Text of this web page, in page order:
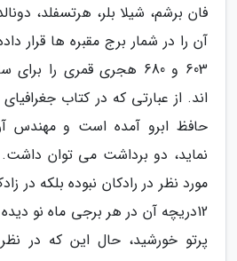
فان برشم، شیلا بلر، هرتسفلد،
603 و 680 هجری قمری را
اند. از عبارتی که در کتاب
حافظ ابرو آمده است و مهندس
نماید، دو برداشت می توان
مورد نظر در رادکان نبوده بلکه در
12دریچه آن در هر برجی ماه نو
پرتو خورشید، حال این که در